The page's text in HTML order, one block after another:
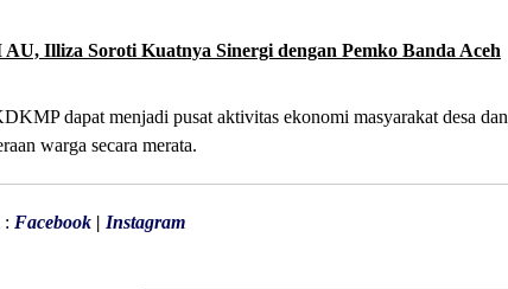
Illiza Soroti Kuatnya Sinergi dengan Pemko Banda Aceh
dapat menjadi pusat aktivitas ekonomi masyarakat desa dan
warga secara merata.
: Facebook | Instagram